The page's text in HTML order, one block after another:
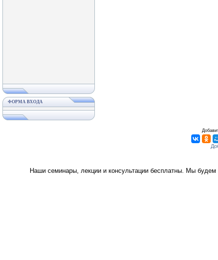
ФОРМА ВХОДА
Наши семинары, лекции и консультации бесплатны. Мы